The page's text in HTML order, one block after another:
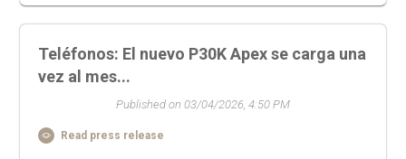
Teléfonos: El nuevo P30K Apex se carga una
vez al mes...
Published on 03/04/2026, 4:50 PM
Read press release